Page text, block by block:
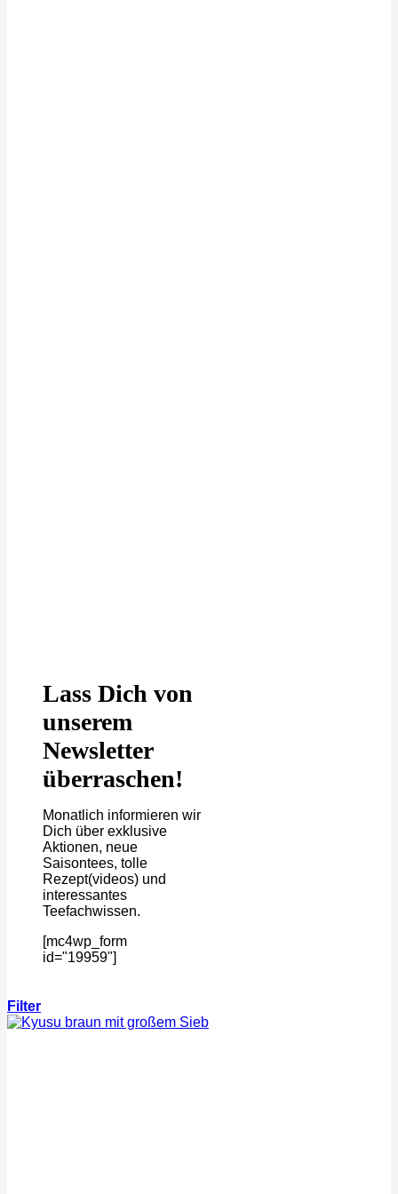
Lass Dich von
unserem
Newsletter
überraschen!
Monatlich informieren wir
Dich über exklusive
Aktionen, neue
Saisontees, tolle
Rezept(videos) und
interessantes
Teefachwissen.
[mc4wp_form
id="19959"]
Filter